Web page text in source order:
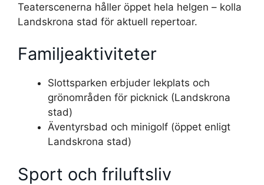
Teaterscenerna håller öppet hela helgen – kolla
Landskrona stad för aktuell repertoar.
Familjeaktiviteter
Slottsparken erbjuder lekplats och
grönområden för picknick (Landskrona
stad)
Äventyrsbad och minigolf (öppet enligt
Landskrona stad)
Sport och friluftsliv